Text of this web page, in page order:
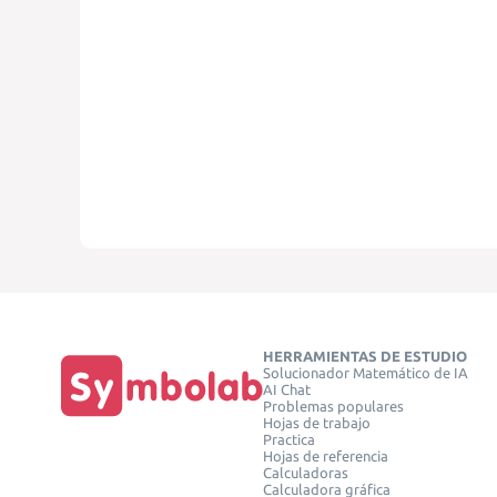
HERRAMIENTAS DE ESTUDIO
Solucionador Matemático de IA
AI Chat
Problemas populares
Hojas de trabajo
Practica
Hojas de referencia
Calculadoras
Calculadora gráfica